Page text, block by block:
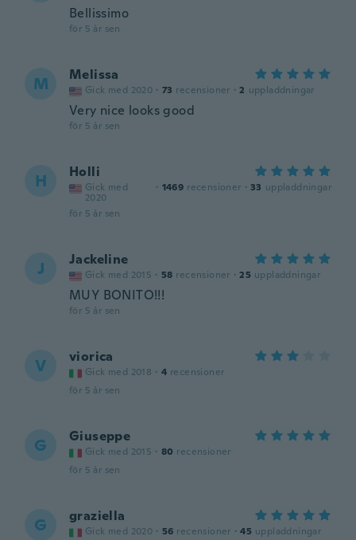
Bellissimo
för 5 år sen
M Melissa
Gick med 2020 · 73 recensioner · 2 uppladdningar
Very nice looks good
för 5 år sen
H Holli
Gick med
2020
· 1469 recensioner · 33 uppladdningar
för 5 år sen
J Jackeline
Gick med 2015 · 58 recensioner · 25 uppladdningar
MUY BONITO!!!
för 5 år sen
V viorica
Gick med 2018 · 4 recensioner
för 5 år sen
G Giuseppe
Gick med 2015 · 80 recensioner
för 5 år sen
G graziella
Gick med 2020 · 56 recensioner · 45 uppladdningar